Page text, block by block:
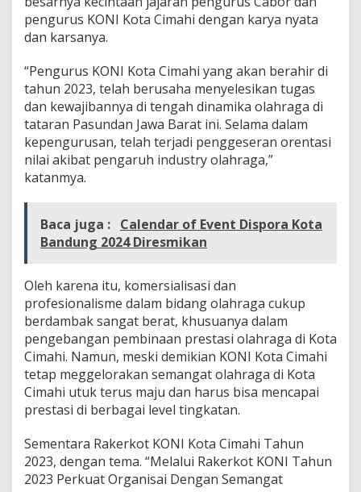
pengurus KONI Kota Cimahi dengan karya nyata
dan karsanya.
“Pengurus KONI Kota Cimahi yang akan berahir di
tahun 2023, telah berusaha menyelesikan tugas
dan kewajibannya di tengah dinamika olahraga di
tataran Pasundan Jawa Barat ini. Selama dalam
kepengurusan, telah terjadi penggeseran orentasi
nilai akibat pengaruh industry olahraga,”
katanmya.
Baca juga : Calendar of Event Dispora Kota
Bandung 2024 Diresmikan
Oleh karena itu, komersialisasi dan
profesionalisme dalam bidang olahraga cukup
berdambak sangat berat, khusuanya dalam
pengebangan pembinaan prestasi olahraga di Kota
Cimahi. Namun, meski demikian KONI Kota Cimahi
tetap meggelorakan semangat olahraga di Kota
Cimahi utuk terus maju dan harus bisa mencapai
prestasi di berbagai level tingkatan.
Sementara Rakerkot KONI Kota Cimahi Tahun
2023, dengan tema. “Melalui Rakerkot KONI Tahun
2023 Perkuat Organisai Dengan Semangat